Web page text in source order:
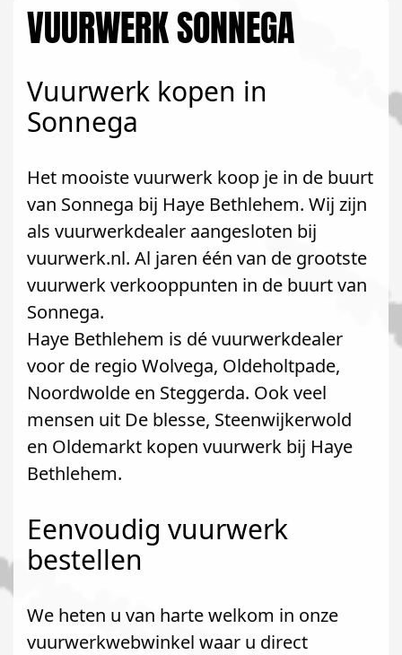
VUURWERK SONNEGA
Vuurwerk kopen in
Sonnega
Het mooiste vuurwerk koop je in de buurt
van Sonnega bij Haye Bethlehem. Wij zijn
als vuurwerkdealer aangesloten bij
vuurwerk.nl. Al jaren één van de grootste
vuurwerk verkooppunten in de buurt van
Sonnega.
Haye Bethlehem is dé vuurwerkdealer
voor de regio Wolvega, Oldeholtpade,
Noordwolde en Steggerda. Ook veel
mensen uit De blesse, Steenwijkerwold
en Oldemarkt kopen vuurwerk bij Haye
Bethlehem.
Eenvoudig vuurwerk
bestellen
We heten u van harte welkom in onze
vuurwerkwebwinkel waar u direct